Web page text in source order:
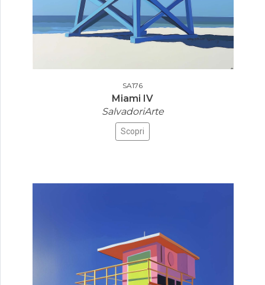
SA176
Miami IV
SalvadoriArte
Scopri